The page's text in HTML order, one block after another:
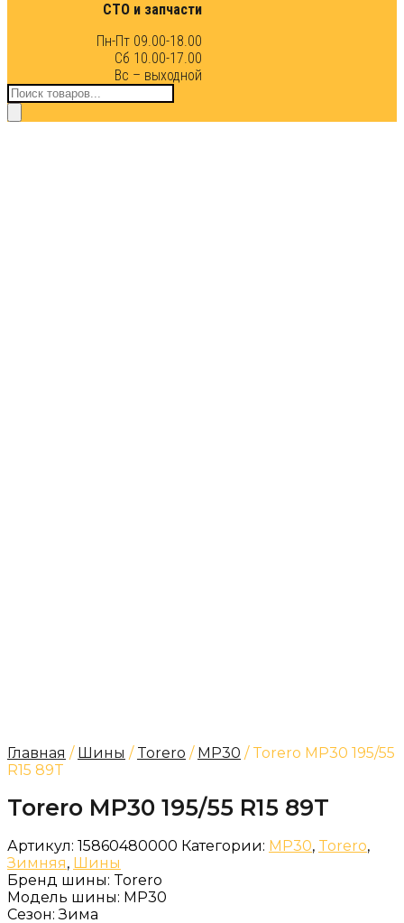
СТО и запчасти
Пн-Пт 09.00-18.00
Сб 10.00-17.00
Вс – выходной
Поиск
товаров
Главная / Шины / Torero / MP30 / Torero MP30 195/55
R15 89T
Torero MP30 195/55 R15 89T
Артикул: 15860480000 Категории: MP30, Torero,
Зимняя, Шины
Бренд шины: Torero
Модель шины: MP30
Сезон:Зима